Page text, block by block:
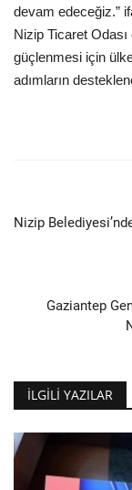
devam edeceğiz.”
Nizip Ticaret
güçlenmesi için
adımların
Nizip
Gaziantep
İLGILI YAZILAR